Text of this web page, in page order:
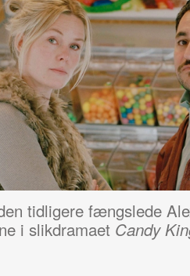
tidligere fængslede
i slikdramaet Candy